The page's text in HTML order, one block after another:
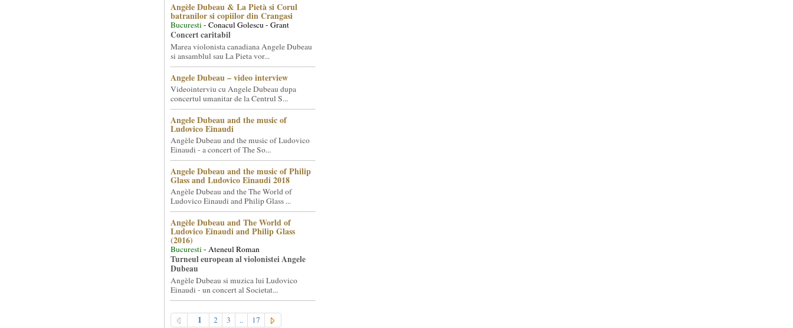
Angèle Dubeau & La Pietà si Corul
batranilor si copiilor din Crangasi
Bucuresti- Conacul Golescu - Grant
Concert caritabil
Marea violonista canadiana Angele Dubeau
si ansamblul sau La Pieta vor...
Angele Dubeau – video interview
Videointerviu cu Angele Dubeau dupa
concertul umanitar de la Centrul S...
Angele Dubeau and the music of
Ludovico Einaudi
Angèle Dubeau and the music of Ludovico
Einaudi - a concert of The So...
Angele Dubeau and the music of Philip
Glass and Ludovico Einaudi 2018
Angèle Dubeau and the The World of
Ludovico Einaudi and Philip Glass ...
Angèle Dubeau and The World of
Ludovico Einaudi and Philip Glass
(2016)
Bucuresti- Ateneul Roman
Turneul european al violonistei Angele
Dubeau
Angèle Dubeau si muzica lui Ludovico
Einaudi - un concert al Societat...
1 2 3 .. 17